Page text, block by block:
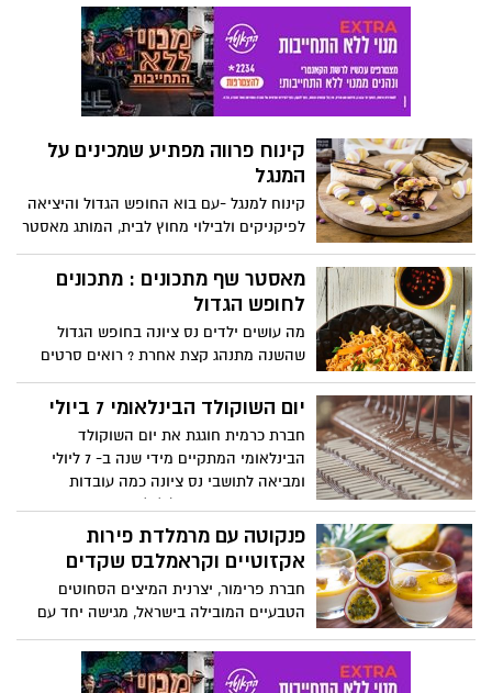
קינוח פרווה מפתיע שמכינים על
המנגל
קינוח למנגל -עם בוא החופש הגדול והיציאה
לפיקניקים ולבילוי מחוץ לבית, המותג מאסטר
שף מציע: קינוח מתוק ומושלם, שמכינים על
המנגל! זה מתחיל עם הילדים אבל בסוף כולם
עומדים בתור בשבילו!
מאסטר שף מתכונים : מתכונים
לחופש הגדול
מה עושים ילדים נס ציונה בחופש הגדול
שהשנה מתנהג קצת אחרת ? רואים סרטים
בנטפליקס מבלים עם החברים ויכולים גם
להתנסות בבישול מתכונים של המותג מאסטר
יום השוקולד הבינלאומי 7 ביולי
חברת כרמית חוגגת את יום השוקולד
הבינלאומי המתקיים מידי שנה ב- 7 ליולי
ומביאה לתושבי נס ציונה כמה עובדות
מעניינות על שוקולד ושׁוֹקוֹלָדַאים
פנקוטה עם מרמלדת פירות
אקזוטיים וקראמלבס שקדים
חברת פרימור, יצרנית המיצים הסחוטים
הטבעיים המובילה בישראל, מגישה יחד עם
השף קונדיטור מיקי שמו, מתכון מיוחד של
פנקוטת שוקולד לבן ברוטב פירות אקזוטיים
וקראמבלס שקדים. הפנקוטה בשילוב מיץ